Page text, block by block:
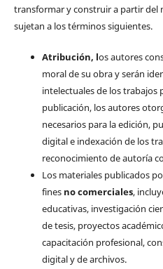
transformar y construir a partir del
sujetan a los términos siguientes.
Atribución, los autores
moral de su obra y serán
intelectuales de los trabajos
publicación, los autores
necesarios para la edición,
digital e indexación de los
reconocimiento de autoría
Los materiales publicados
fines no comerciales,
educativas, investigación
de tesis, proyectos
capacitación profesional,
digital y de archivos.